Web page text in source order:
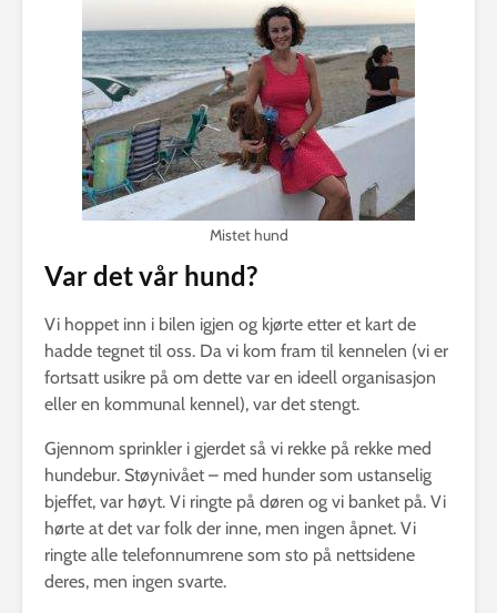
Mistet hund
Var det vår hund?
Vi hoppet inn i bilen igjen og kjørte etter et kart de
hadde tegnet til oss. Da vi kom fram til kennelen (vi er
fortsatt usikre på om dette var en ideell organisasjon
eller en kommunal kennel), var det stengt.
Gjennom sprinkler i gjerdet så vi rekke på rekke med
hundebur. Støynivået – med hunder som ustanselig
bjeffet, var høyt. Vi ringte på døren og vi banket på. Vi
hørte at det var folk der inne, men ingen åpnet. Vi
ringte alle telefonnumrene som sto på nettsidene
deres, men ingen svarte.